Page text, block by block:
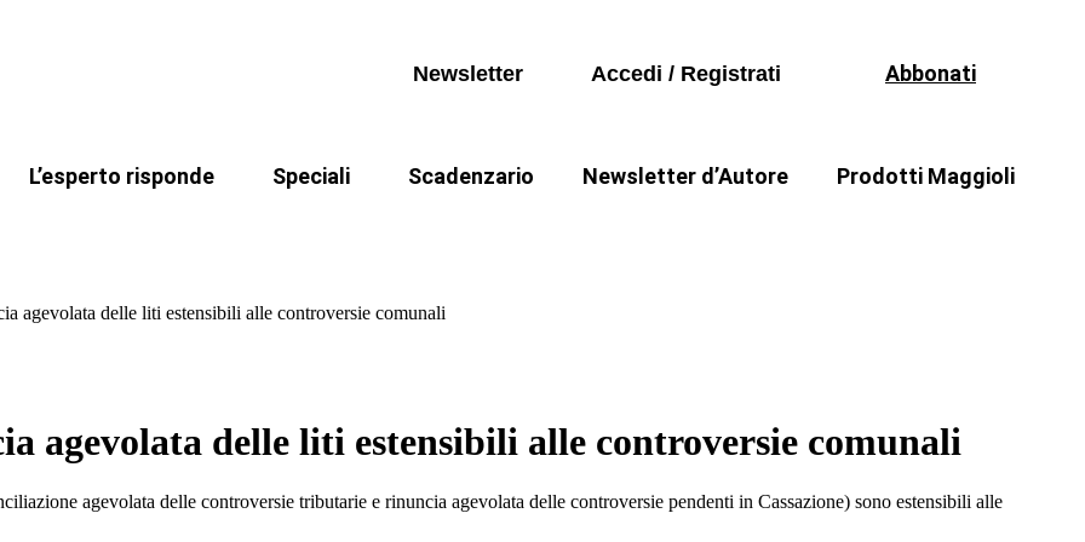
Newsletter Accedi / Registrati Abbonati
L’esperto risponde
I miei quesiti
Speciali
Riforma fiscale
Scadenzario Newsletter d’Autore Prodotti Maggioli
Legge di Bilancio 2026
TARI
Periodici
agevolata delle liti estensibili alle controversie comunali
agevolata delle liti estensibili alle controversie comunali
agevolata delle controversie tributarie e rinuncia agevolata delle controversie pendenti in Cassazione) sono estensibili alle